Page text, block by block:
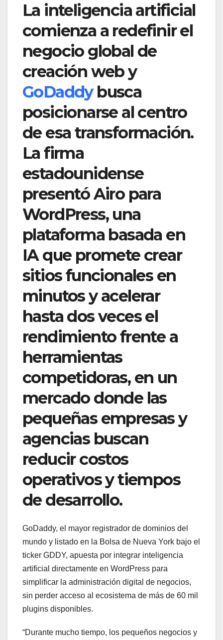
La inteligencia artificial
comienza a redefinir el
negocio global de
creación web y
GoDaddybusca
posicionarse al centro
de esa transformación.
La firma
estadounidense
presentó Airo para
WordPress, una
plataforma basada en
IA que promete crear
sitios funcionales en
minutos y acelerar
hasta dos veces el
rendimiento frente a
herramientas
competidoras, en un
mercado donde las
pequeñas empresas y
agencias buscan
reducir costos
operativos y tiempos
de desarrollo.
GoDaddy, el mayor registrador de dominios del
mundo y listado en la Bolsa de Nueva York bajo el
ticker GDDY, apuesta por integrar inteligencia
artificial directamente en WordPress para
simplificar la administración digital de negocios,
sin perder acceso al ecosistema de más de 60 mil
plugins disponibles.
“Durante mucho tiempo, los pequeños negocios y